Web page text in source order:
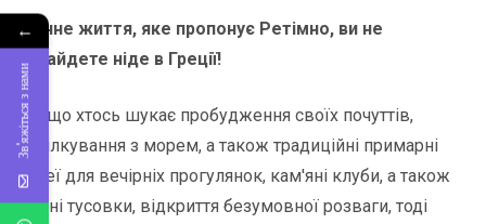
Нічне життя, яке пропонує Ретімно, ви не
знайдете ніде в Греції!
Якщо хтось шукає пробудження своїх почуттів,
спілкування з морем, а також традиційні примарні
алеї для вечірніх прогулянок, кам'яні клуби, а також
літні тусовки, відкриття безумовної розваги, тоді
←
Зв'яжіться з нами